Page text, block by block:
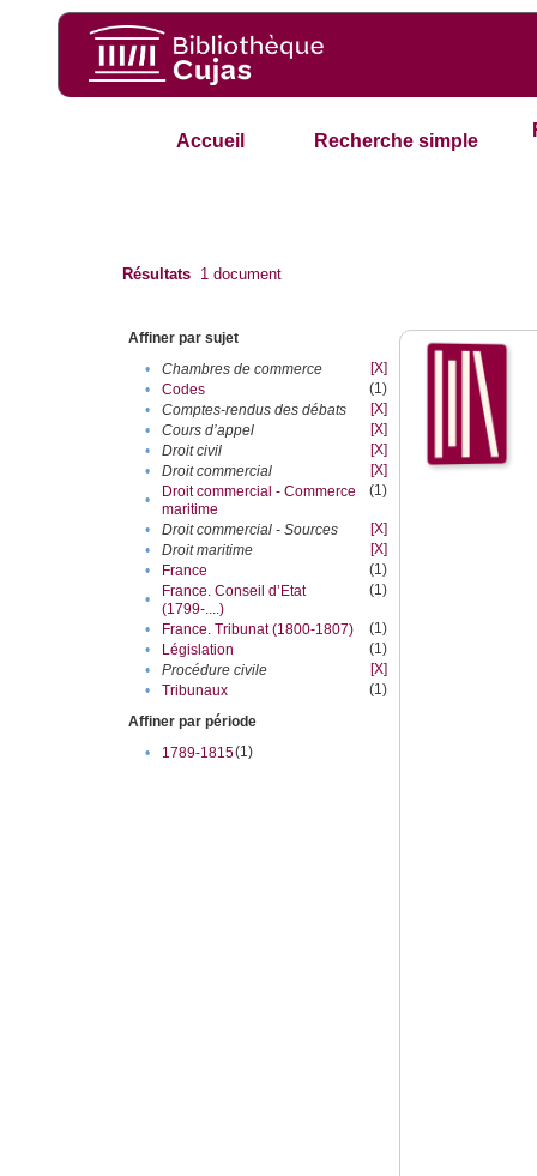
Accueil Recherche simple
Résultats 1 document
Affiner par sujet
•
Chambres de commerce
[X]
•
Codes
(1)
•
Comptes-rendus des débats
[X]
•
Cours d’appel
[X]
•
Droit civil
[X]
•
Droit commercial
[X]
•
Droit commercial - Commerce
maritime
(1)
• Droit commercial - Sources
[X]
•
Droit maritime
[X]
•
France
(1)
•
France. Conseil d’Etat
(1799-....)
(1)
• France. Tribunat (1800-1807)
(1)
•
Législation
(1)
•
Procédure civile
[X]
•
Tribunaux
(1)
Affiner par période
•
1789-1815(1)